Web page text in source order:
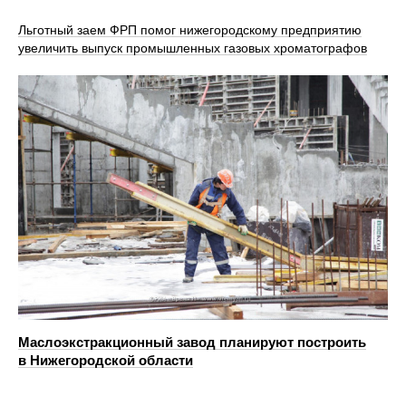
Льготный заем ФРП помог нижегородскому предприятию
увеличить выпуск промышленных газовых хроматографов
Маслоэкстракционный завод планируют построить
в Нижегородской области